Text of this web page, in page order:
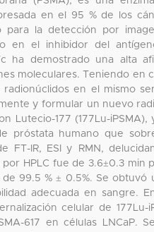
en el 95 % de los
para la detección por
en el inhibidor del
ha demostrado una alta
moleculares. Teniendo en
en el mismo
y formular un nuevo
Lutecio-177 (177Lu-
próstata humano que
FT-IR, ESI y RMN,
HPLC fue de 3.6±0.3 min
99.5 % ± 0.5%. Se obtuvó
adecuada en sangre.
celular de
617 en células LNCaP.